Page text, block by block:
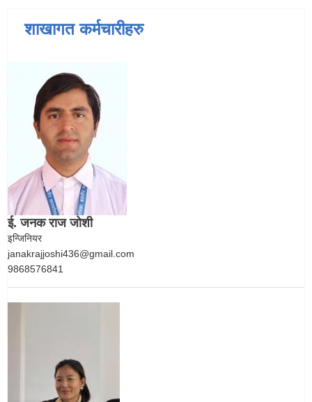
शाखागत कर्मचारीहरु
ई. जनक राज जोशी
इन्जिनियर
janakrajjoshi436@gmail.com
9868576841